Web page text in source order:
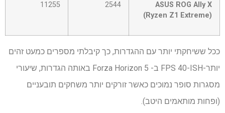
ASUS ROG Ally X
(Ryzen Z1 Extreme)
2544
11255
ככל ששיחקתי יותר עם ההגדרות, כך קיבלתי מספרים כמעט זהים
יותר-FPS 40-ISH ב- Forza Horizon 5 באותה הגדרות, שיעורי
מסגרות סופר נמוכים כאשר זורקים יותר משחקים תובעניים
(ופחות מותאמים היטב).